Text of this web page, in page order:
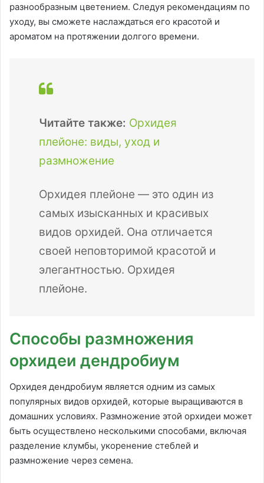
разнообразным цветением. Следуя рекомендациям по
уходу, вы сможете наслаждаться его красотой и
ароматом на протяжении долгого времени.
Читайте также: Орхидея
плейоне: виды, уход и
размножение
Орхидея плейоне — это один из
самых изысканных и красивых
видов орхидей. Она отличается
своей неповторимой красотой и
элегантностью. Орхидея
плейоне.
Способы размножения
орхидеи дендробиум
Орхидея дендробиум является одним из самых
популярных видов орхидей, которые выращиваются в
домашних условиях. Размножение этой орхидеи может
быть осуществлено несколькими способами, включая
разделение клумбы, укоренение стеблей и
размножение через семена.